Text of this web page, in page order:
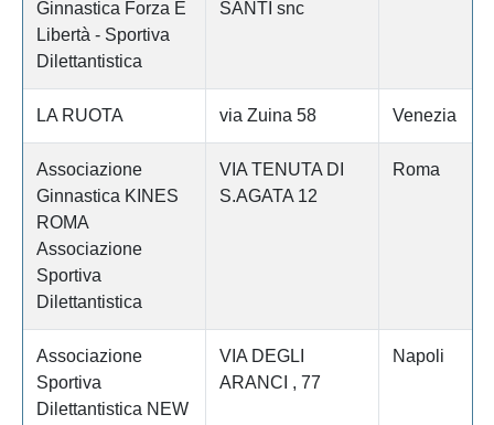
Ginnastica Forza E
Libertà - Sportiva
Dilettantistica
SANTI snc
LA RUOTA via Zuina 58 Venezia
Associazione
Ginnastica KINES
ROMA
Associazione
Sportiva
Dilettantistica
VIA TENUTA DI
S.AGATA 12
Roma
Associazione
Sportiva
Dilettantistica NEW
VIA DEGLI
ARANCI , 77
Napoli